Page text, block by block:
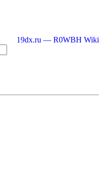
19dx.ru — R0WBH Wiki